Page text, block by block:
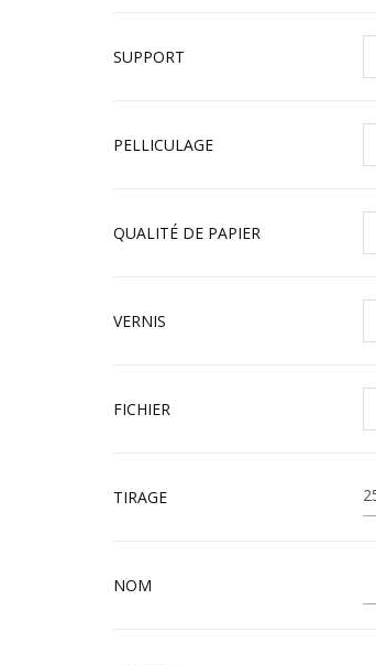
SUPPORT
PELLICULAGE
QUALITÉ DE PAPIER
VERNIS
FICHIER
TIRAGE
NOM